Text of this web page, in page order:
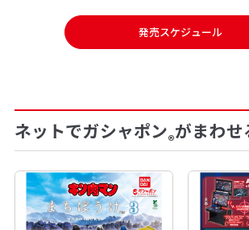
発売スケジュール
ネットでガシャポン®がまわせ